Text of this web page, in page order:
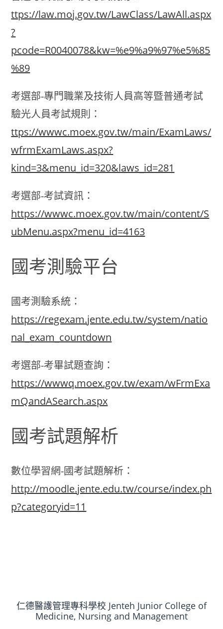
ttps://law.moj.gov.tw/LawClass/LawAll.aspx
?
pcode=R0040078&kw=%e9%a9%97%e5%85
%89
考選部-專門職業及技術人員高等暨普通考試
驗光人員考試規則：
ttps://wwwc.moex.gov.tw/main/ExamLaws/
wfrmExamLaws.aspx?
kind=3&menu_id=320&laws_id=281
考選部-考試資訊：
https://wwwc.moex.gov.tw/main/content/S
ubMenu.aspx?menu_id=4163
國考測驗平台
國考測驗系統：
https://regexam.jente.edu.tw/system/natio
nal_exam_countdown
考選部-考畢試題查詢：
https://wwwq.moex.gov.tw/exam/wFrmExa
mQandASearch.aspx
國考試題解析
數位學習網-國考試題解析：
http://moodle.jente.edu.tw/course/index.ph
p?categoryid=11
仁德醫護管理專科學校 Jenteh Junior College of
Medicine, Nursing and Management